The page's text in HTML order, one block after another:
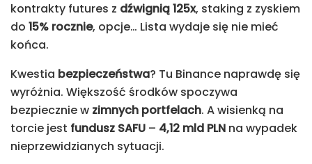
kontrakty futures z dźwignią 125x, staking z zyskiem
do 15% rocznie, opcje… Lista wydaje się nie mieć
końca.
Kwestia bezpieczeństwa? Tu Binance naprawdę się
wyróżnia. Większość środków spoczywa
bezpiecznie w zimnych portfelach. A wisienką na
torcie jest fundusz SAFU – 4,12 mld PLN na wypadek
nieprzewidzianych sytuacji.